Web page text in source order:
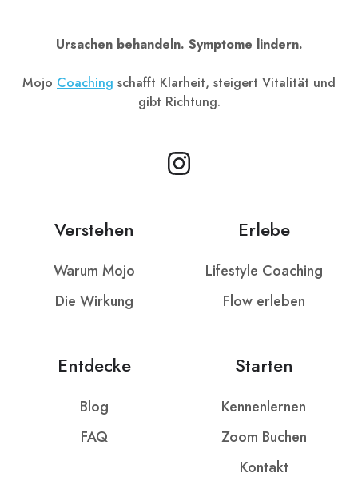
Ursachen behandeln. Symptome lindern.
Mojo Coaching schafft Klarheit, steigert Vitalität und
gibt Richtung.
Verstehen
Warum Mojo
Die Wirkung
Erlebe
Lifestyle Coaching
Flow erleben
Entdecke
Blog
FAQ
Starten
Kennenlernen
Zoom Buchen
Kontakt